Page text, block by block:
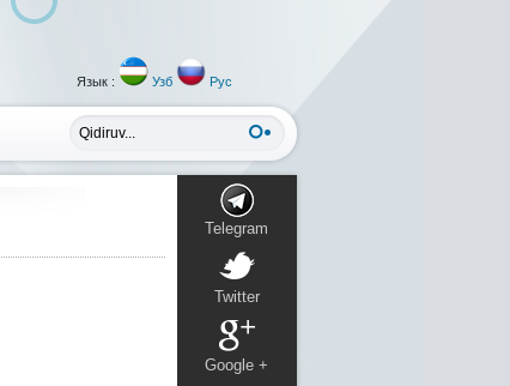
Язык : Узб Рус
Telegram
Twitter
Google +